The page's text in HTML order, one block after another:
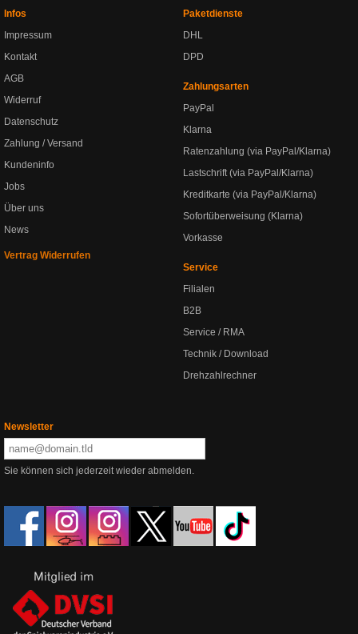
Infos
Impressum
Kontakt
AGB
Widerruf
Datenschutz
Zahlung / Versand
Kundeninfo
Jobs
Über uns
News
Vertrag Widerrufen
Paketdienste
DHL
DPD
Zahlungsarten
PayPal
Klarna
Ratenzahlung (via PayPal/Klarna)
Lastschrift (via PayPal/Klarna)
Kreditkarte (via PayPal/Klarna)
Sofortüberweisung (Klarna)
Vorkasse
Service
Filialen
B2B
Service / RMA
Technik / Download
Drehzahlrechner
Newsletter
Sie können sich jederzeit wieder abmelden.